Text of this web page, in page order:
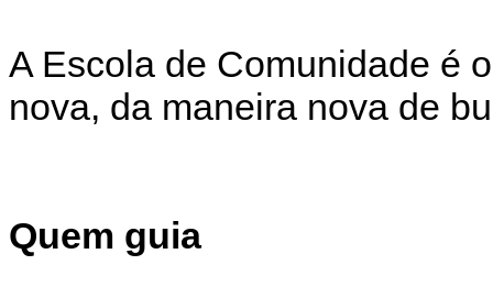
A Escola de Comunidade é
nova, da maneira nova de
Quem guia